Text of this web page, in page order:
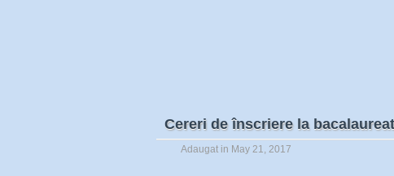
Cereri de înscriere la
Adaugat in May 21, 2017